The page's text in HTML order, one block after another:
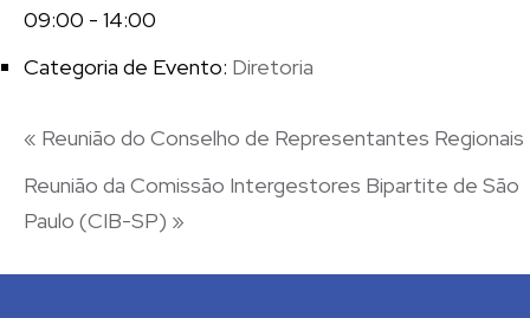
09:00 - 14:00
Categoria de Evento: Diretoria
« Reunião do Conselho de Representantes Regionais
Reunião da Comissão Intergestores Bipartite de São
Paulo (CIB-SP) »